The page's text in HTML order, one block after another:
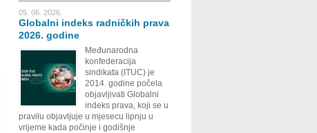
05. 06. 2026.
Globalni indeks radničkih prava
2026. godine
Međunarodna
konfederacija
sindikata (ITUC) je
2014. godine počela
objavljivati Globalni
indeks prava, koji se u
pravilu objavljuje u mjesecu lipnju u
vrijeme kada počinje i godišnje